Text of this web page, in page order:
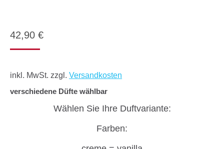
42,90 €
inkl. MwSt. zzgl. Versandkosten
verschiedene Düfte wählbar
Wählen Sie Ihre Duftvariante:
Farben: